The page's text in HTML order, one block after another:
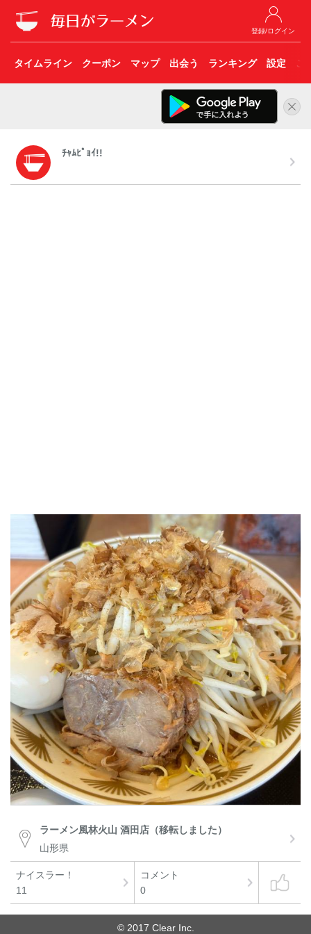
登録/ログイン
タイムライン クーポン マップ 出会う ランキング 設定 こ
ﾁｬﾑﾋﾟｮｲ!!
ラーメン風林火山 酒田店（移転しました）
山形県
ナイスラー！
11
コメント
0
© 2017 Clear Inc.